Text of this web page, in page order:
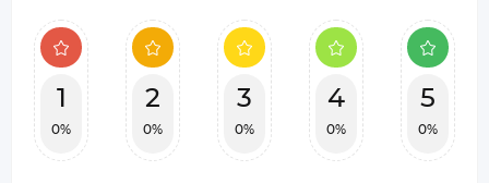
1
0%
2
0%
3
0%
4
0%
5
0%